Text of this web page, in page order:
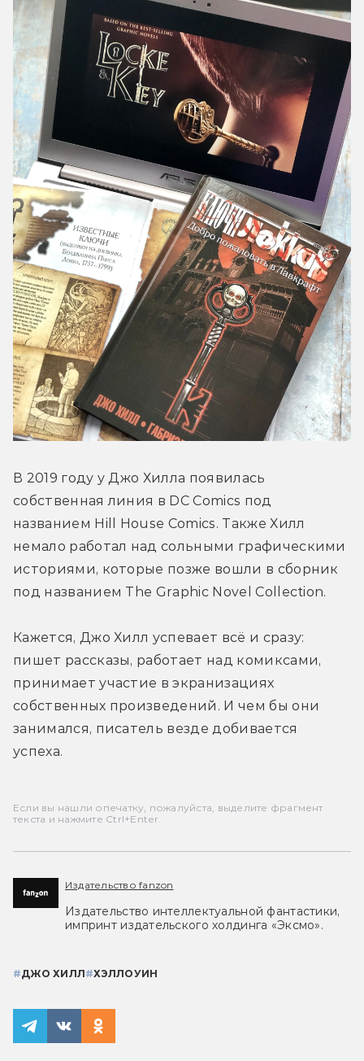
В 2019 году у Джо Хилла появилась
собственная линия в DC Comics под
названием Hill House Comics. Также Хилл
немало работал над сольными графическими
историями, которые позже вошли в сборник
под названием The Graphic Novel Collection.
Кажется, Джо Хилл успевает всё и сразу:
пишет рассказы, работает над комиксами,
принимает участие в экранизациях
собственных произведений. И чем бы они
занимался, писатель везде добивается
успеха.
Если вы нашли опечатку, пожалуйста, выделите фрагмент
текста и нажмите Ctrl+Enter.
Издательство fanzon
Издательство интеллектуальной фантастики,
импринт издательского холдинга «Эксмо».
#ДЖО ХИЛЛ#ХЭЛЛОУИН